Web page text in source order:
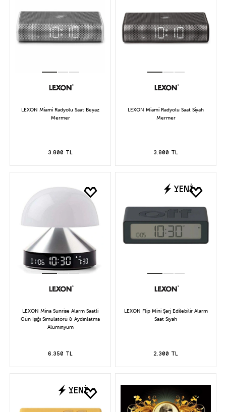
LEXON Miami Radyolu Saat Beyaz
Mermer
3.800 TL
LEXON Miami Radyolu Saat Siyah
Mermer
3.800 TL
LEXON Mina Sunrise Alarm Saatli
Gün Işığı Simulatörü & Aydınlatma
Alüminyum
6.350 TL
YENİ
LEXON Flip Mini Şarj Edilebilir Alarm
Saat Siyah
2.300 TL
YENİ